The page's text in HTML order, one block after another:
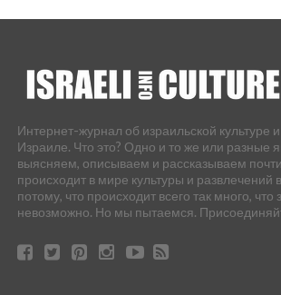
Интернет-журнал об израильской культуре и
Израиле. Что это? Одно и то же или разные
выясняем, описываем и рассказываем
происходит в мире культуры и развлечений
потому, что происходит всего так много, что
невозможно. Но мы пытаемся.